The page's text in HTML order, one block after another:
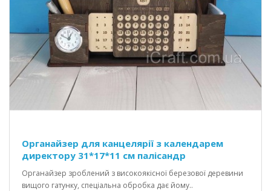
Органайзер для канцелярії з календарем
директору 31*17*11 см палісандр
Органайзер зроблений з високоякісної березової деревини
вищого гатунку, спеціальна обробка дає йому..